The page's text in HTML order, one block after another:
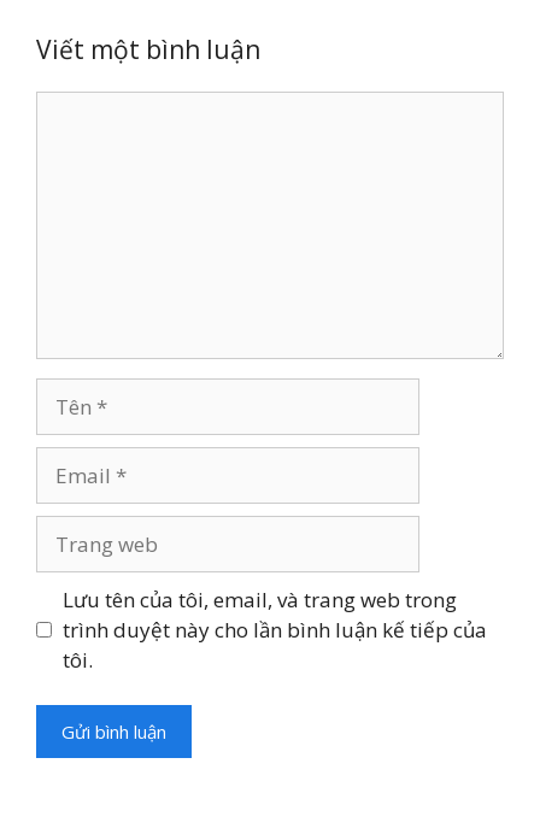
Viết một bình luận
web
Lưu tên của tôi, email, và trang web trong
trình duyệt này cho lần bình luận kế tiếp của
tôi.